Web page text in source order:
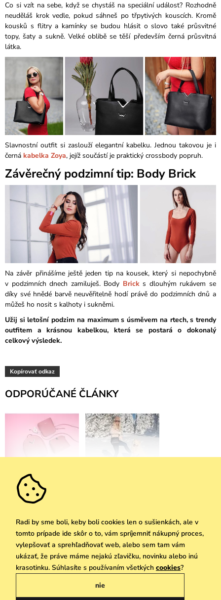
Co si vzít na sebe, když se chystáš na speciální událost? Rozhodně
neuděláš krok vedle, pokud sáhneš po třpytivých kouscích. Kromě
kousků s flitry a kamínky se budou hlásit o slovo také průsvitné
topy, šaty a sukně. Velké oblibě se těší především černá průsvitná
látka.
Slavnostní outfit si zaslouží elegantní kabelku. Jednou takovou je i
černá kabelka Zoya, jejíž součástí je praktický crossbody popruh.
Závěrečný podzimní tip: Body Brick
Na závěr přinášíme ještě jeden tip na kousek, který si nepochybně
v podzimních dnech zamiluješ. Body Bricks dlouhým rukávem se
díky své hnědé barvě neuvěřitelně hodí právě do podzimních dnů a
můžeš ho nosit s kalhoty i sukněmi.
Užij si letošní podzim na maximum s úsměvem na rtech, s trendy
outfitem a krásnou kabelkou, která se postará o dokonalý
celkový výsledek.
Kopírovať odkaz
ODPORÚČANÉ ČLÁNKY
Psychológia farieb: Čo o
Tebe povedia na prvú
dobrú
Radi by sme boli, keby boli cookies len o sušienkách, ale v
tomto prípade ide skôr o to, vám spríjemniť nákupný proces,
vylepšovať a sprehľadňovať web, alebo sem tam vám
ukázať, že práve máme nejakú zľavičku, novinku alebo inú
krasotinku. Súhlasíte s používaním všetkých cookies?
nie